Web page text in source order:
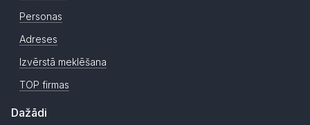
Personas
Adreses
Izvērstā meklēšana
TOP firmas
Dažādi